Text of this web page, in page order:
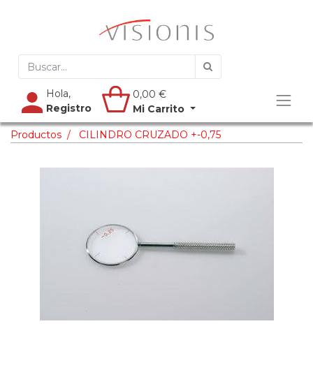
Hola,
Registro
0,00 €
Mi Carrito
Productos CILINDRO CRUZADO +-0,75